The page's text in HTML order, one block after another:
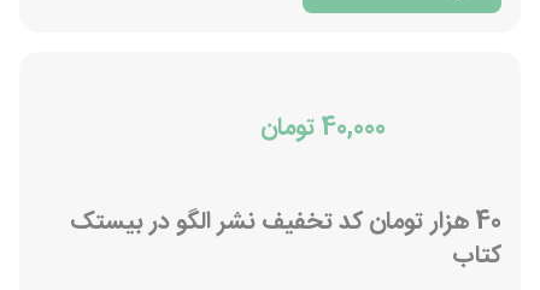
40,000 تومان
40 هزار تومان کد تخفیف نشر الگو در بیستک
کتاب